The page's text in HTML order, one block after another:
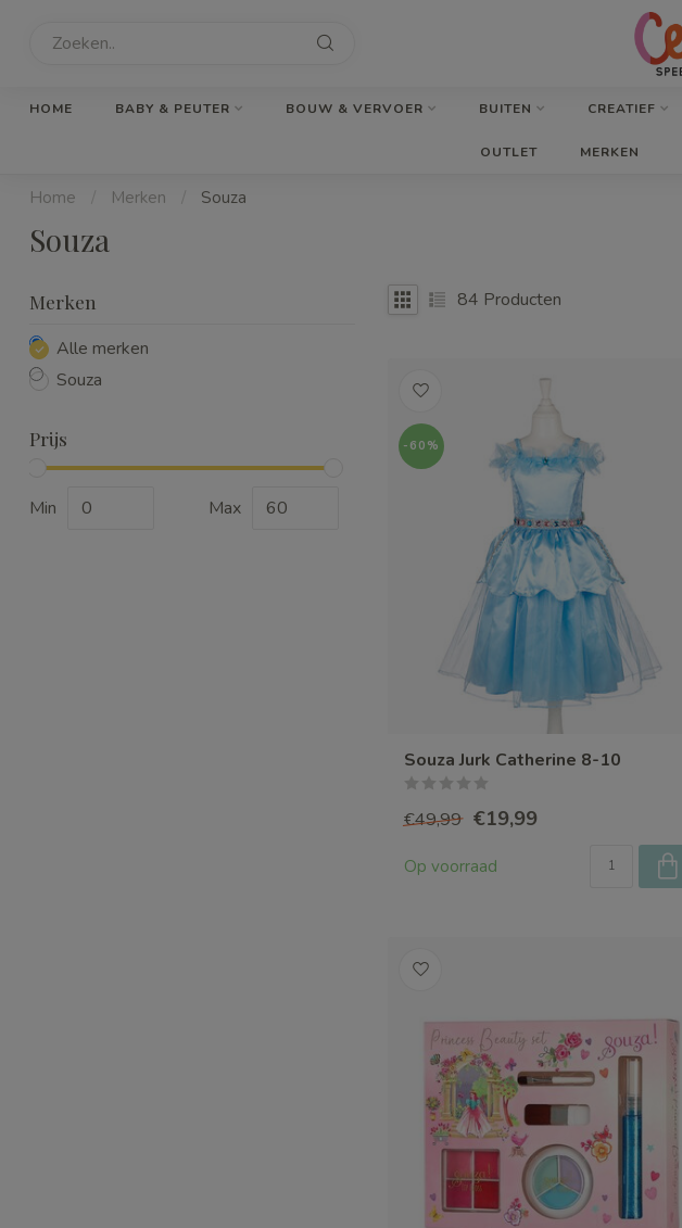
HOME BABY & PEUTER BOUW & VERVOER BUITEN CREATIEF
OUTLET MERKEN
Home / Merken / Souza
Souza
Merken
Alle merken
Souza
Prijs
Min Max
84 Producten
-60%
Souza Jurk Catherine 8-10
€49,99 €19,99
Op voorraad